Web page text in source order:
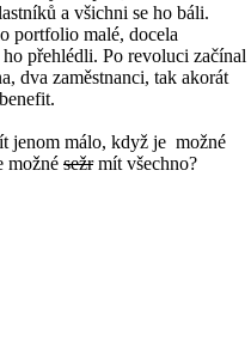
a všichni se ho báli.
portfolio malé, docela
přehlédli. Po revoluci začínal
dva zaměstnanci, tak akorát
jenom málo, když je možné
možné sežrmít všechno?